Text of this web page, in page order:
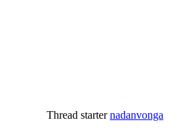
Thread starter nadanvonga